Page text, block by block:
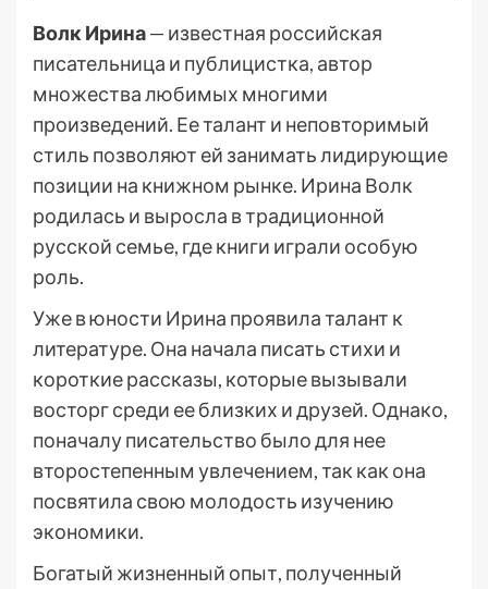
Волк Ирина— известная российская
писательница и публицистка, автор
множества любимых многими
произведений. Ее талант и неповторимый
стиль позволяют ей занимать лидирующие
позиции на книжном рынке. Ирина Волк
родилась и выросла в традиционной
русской семье, где книги играли особую
роль.
Уже в юности Ирина проявила талант к
литературе. Она начала писать стихи и
короткие рассказы, которые вызывали
восторг среди ее близких и друзей. Однако,
поначалу писательство было для нее
второстепенным увлечением, так как она
посвятила свою молодость изучению
экономики.
Богатый жизненный опыт, полученный